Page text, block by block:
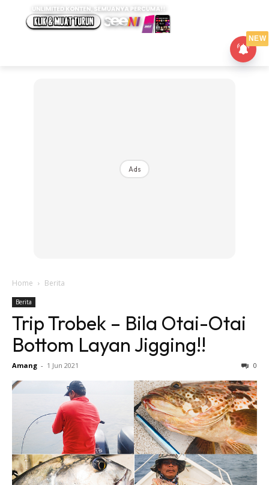
Ads
Home Berita
Berita
Trip Trobek – Bila Otai-Otai
Bottom Layan Jigging!!
Amang - 1 Jun 2021 0
NEW